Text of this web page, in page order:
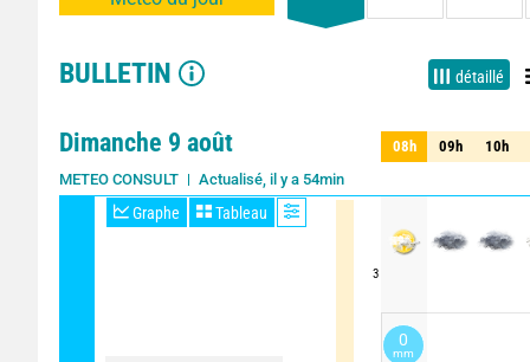
BULLETIN détaillé
Dimanche 9 août
METEO CONSULT Actualisé, il y a 54min
Graphe Tableau
3
08h 09h 10h
08h 09h 10h
0
mm